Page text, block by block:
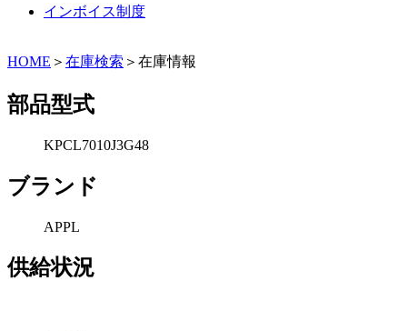
インボイス制度
HOME ＞ 在庫検索 ＞在庫情報
部品型式
KPCL7010J3G48
ブランド
APPL
供給状況